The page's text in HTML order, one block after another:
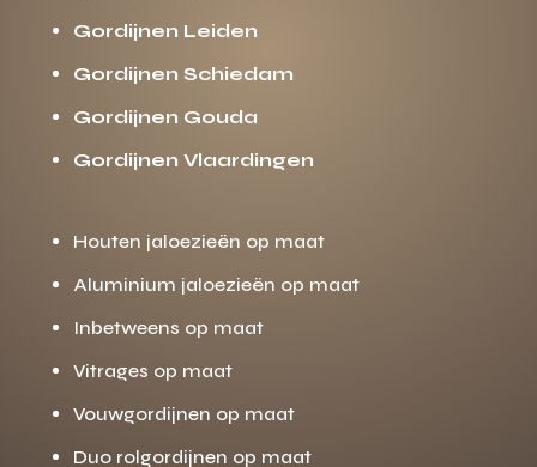
Gordijnen Leiden
Gordijnen Schiedam
Gordijnen Gouda
Gordijnen Vlaardingen
Houten jaloezieën op maat
Aluminium jaloezieën op maat
Inbetweens op maat
Vitrages op maat
Vouwgordijnen op maat
Duo rolgordijnen op maat